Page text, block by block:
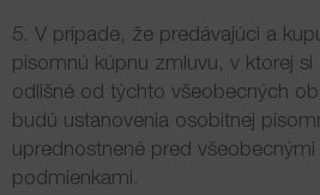
5. V prípade, že predávajúci a
písomnú kúpnu zmluvu, v ktorej
odlišné od týchto všeobecných
budú ustanovenia osobitnej
uprednostnené pred
podmienkami.